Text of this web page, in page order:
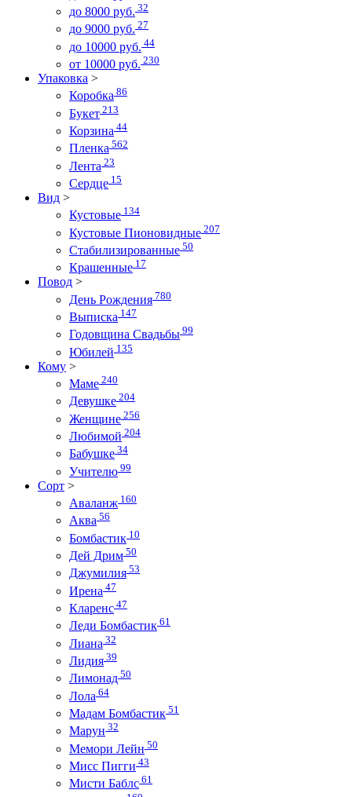
до 8000 руб. 32
до 9000 руб. 27
до 10000 руб. 44
от 10000 руб. 230
Упаковка >
Коробка 86
Букет 213
Корзина 44
Пленка 562
Лента 23
Сердце 15
Вид >
Кустовые 134
Кустовые Пионовидные 207
Стабилизированные 50
Крашенные 17
Повод >
День Рождения 780
Выписка 147
Годовщина Свадьбы 99
Юбилей 135
Кому >
Маме 240
Девушке 204
Женщине 256
Любимой 204
Бабушке 34
Учителю 99
Сорт >
Аваланж 160
Аква 56
Бомбастик 10
Дей Дрим 50
Джумилия 53
Ирена 47
Кларенс 47
Леди Бомбастик 61
Лиана 32
Лидия 39
Лимонад 50
Лола 64
Мадам Бомбастик 51
Марун 32
Мемори Лейн 50
Мисс Пигги 43
Мисти Баблс 61